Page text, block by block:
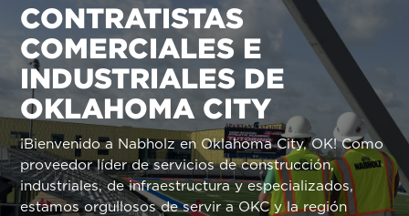
CONTRATISTAS
COMERCIALES E
INDUSTRIALES DE
OKLAHOMA CITY
¡Bienvenido a Nabholz en Oklahoma City, OK! Como
proveedor líder de servicios de construcción,
industriales, de infraestructura y especializados,
estamos orgullosos de servir a OKC y la región